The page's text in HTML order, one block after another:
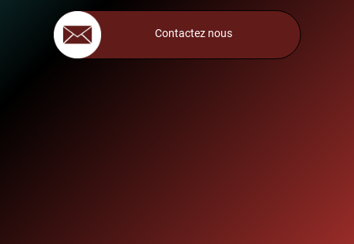
Contactez nous